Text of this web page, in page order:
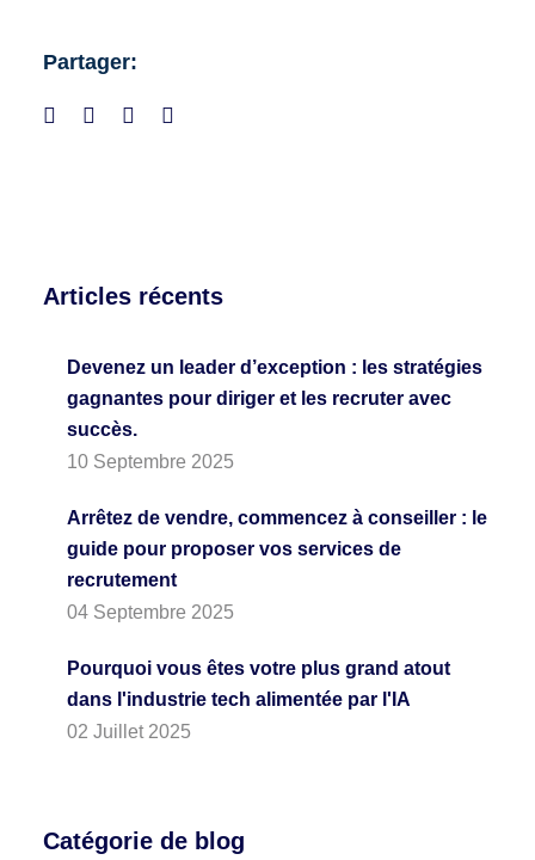
Articles récents
Devenez un leader d’exception : les stratégies
gagnantes pour diriger et les recruter avec
succès.
10 Septembre 2025
Arrêtez de vendre, commencez à conseiller : le
guide pour proposer vos services de
recrutement
04 Septembre 2025
Pourquoi vous êtes votre plus grand atout
dans l'industrie tech alimentée par l'IA
02 Juillet 2025
Catégorie de blog
Partager: